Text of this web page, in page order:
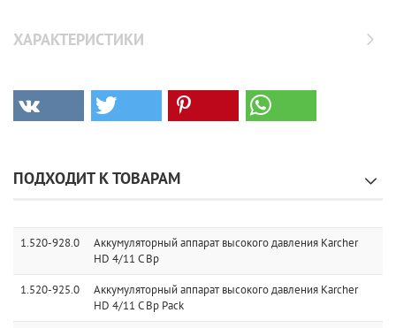
ХАРАКТЕРИСТИКИ
ПОДХОДИТ К ТОВАРАМ
1.520-928.0
Аккумуляторный аппарат высокого давления Karcher
HD 4/11 C Bp
1.520-925.0
Аккумуляторный аппарат высокого давления Karcher
HD 4/11 C Bp Pack